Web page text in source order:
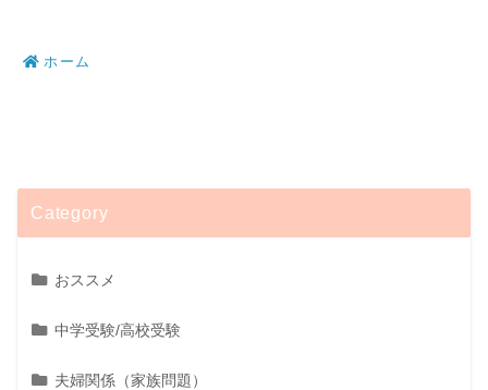
ホーム
Category
おススメ
中学受験/高校受験
夫婦関係（家族問題）